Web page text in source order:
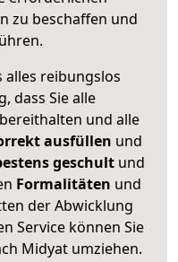
zu beschaffen und
alles reibungslos
dass Sie alle
und alle
ausfüllen und
geschult und
Formalitäten und
der Abwicklung
Service können Sie
Midyat umziehen.